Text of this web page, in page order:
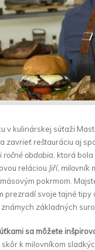
v kulinárskej súťaži
zavrieť reštauráciu aj
ročné obdobia , ktorá
reláciou Jiří, milovník
pokrmom.
prezradí svoje tajné
základných
sa môžete
k milovníkom